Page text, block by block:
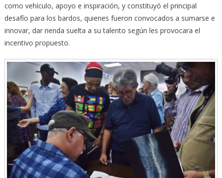
como vehículo, apoyo e inspiración, y constituyó el principal
desafío para los bardos, quienes fueron convocados a sumarse e
innovar, dar rienda suelta a su talento según les provocara el
incentivo propuesto.